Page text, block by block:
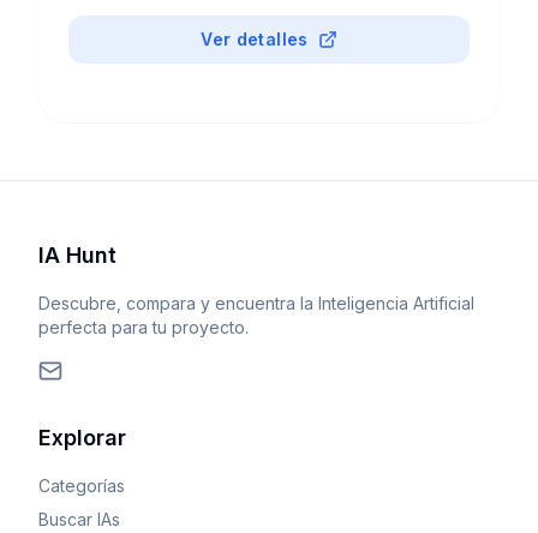
Ver detalles
IA Hunt
Descubre, compara y encuentra la Inteligencia Artificial
perfecta para tu proyecto.
Explorar
Categorías
Buscar IAs